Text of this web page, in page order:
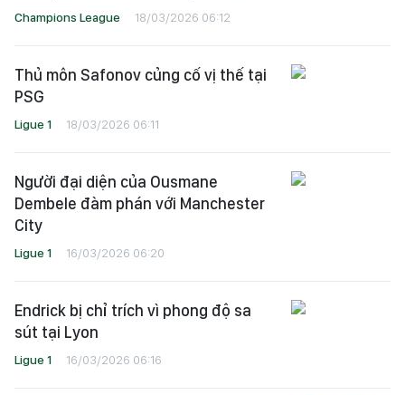
Champions League 18/03/2026 06:12
Thủ môn Safonov củng cố vị thế tại
PSG
Ligue 1 18/03/2026 06:11
Người đại diện của Ousmane
Dembele đàm phán với Manchester
City
Ligue 1 16/03/2026 06:20
Endrick bị chỉ trích vì phong độ sa
sút tại Lyon
Ligue 1 16/03/2026 06:16